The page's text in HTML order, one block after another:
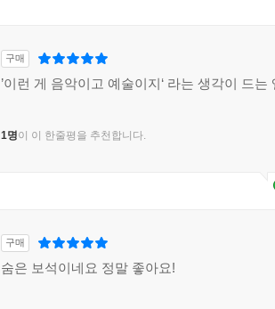
구매
’이런 게 음악이고 예술이지‘ 라는 생각이 드는
1명이 이 한줄평을 추천합니다.
구매
숨은 보석이네요 정말 좋아요!